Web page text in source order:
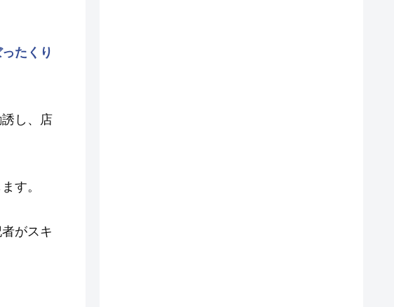
ったくり
し、店
す。
がスキ